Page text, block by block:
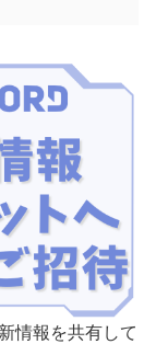
情報を共有して